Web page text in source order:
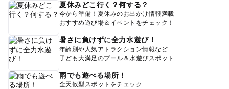
夏休みどこ行く？何する？
今から準備！夏休みのお出かけ情報満載
おすすめ遊び場＆イベントをチェック！
暑さに負けずに全力水遊び！
年齢別や人気アトラクション情報など
子ども大満足のプール＆水遊びスポット
雨でも遊べる場所！
全天候型スポットをチェック